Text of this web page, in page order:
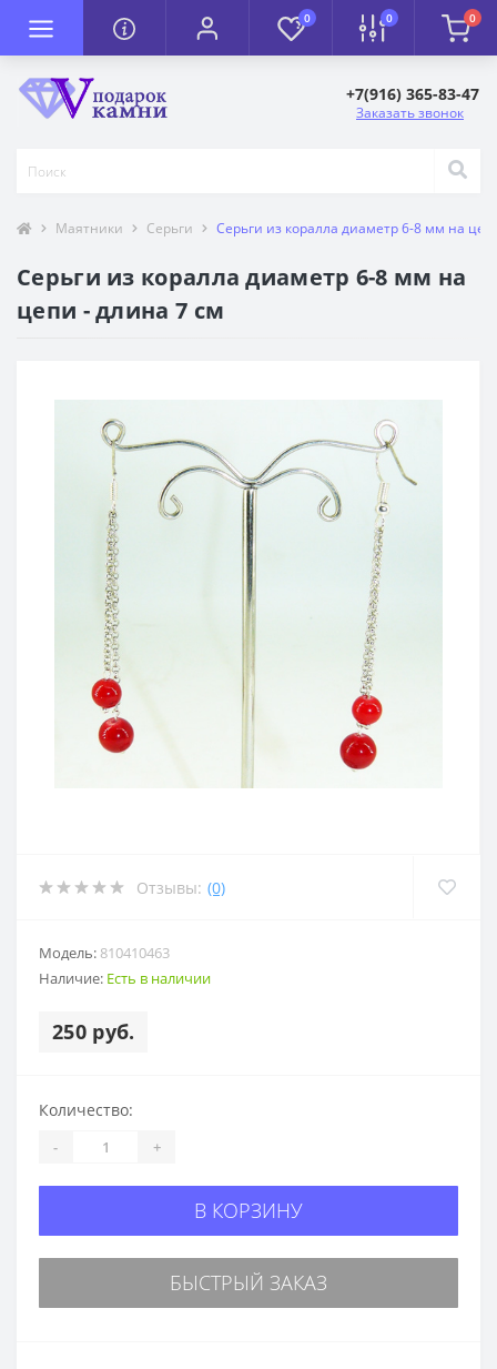
0 0 0
+7(916) 365-83-47
Заказать звонок
Маятники Серьги Серьги из коралла диаметр 6-8 мм на
Серьги из коралла диаметр 6-8 мм на
цепи - длина 7 см
Отзывы: (0)
Модель: 810410463
Наличие: Есть в наличии
250 руб.
Количество:
- +
В КОРЗИНУ
БЫСТРЫЙ ЗАКАЗ